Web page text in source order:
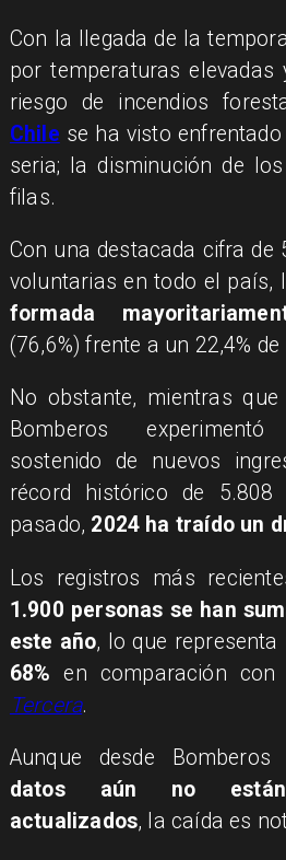
Con la llegada de la
por temperaturas elevadas
riesgo de incendios
Chile se ha visto
seria; la disminución de
filas.
Con una destacada cifra de
voluntarias en todo el país,
formada
(76,6%) frente a un 22,4% de
No obstante, mientras
Bomberos
sostenido de nuevos
récord histórico de
pasado, 2024 ha traído un
Los registros más
1.900 personas se han
este año, lo que representa
68% en comparación con
Tercera.
Aunque desde Bomberos
datos aún no están
actualizados, la caída es